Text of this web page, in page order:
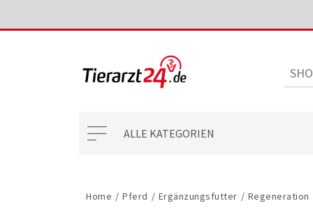
ALLE KATEGORIEN
Home / Pferd / Ergänzungsfutter / Regeneration